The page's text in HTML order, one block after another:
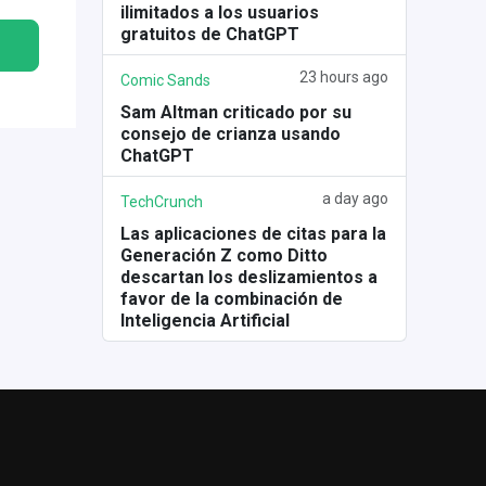
ilimitados a los usuarios
gratuitos de ChatGPT
Comic Sands 23 hours ago
Sam Altman criticado por su
consejo de crianza usando
ChatGPT
TechCrunch a day ago
Las aplicaciones de citas para la
Generación Z como Ditto
descartan los deslizamientos a
favor de la combinación de
Inteligencia Artificial